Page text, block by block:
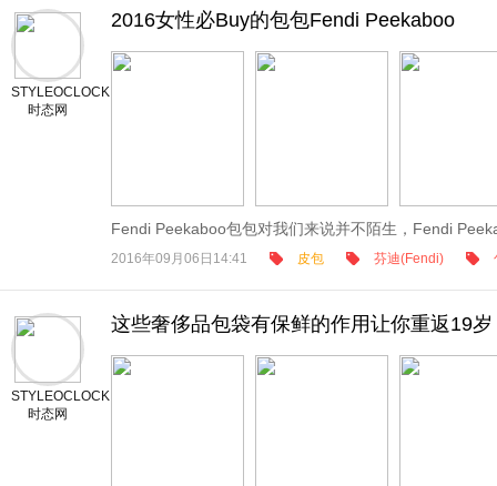
STYLEOCLOCK
时态网
2016女性必Buy的包包Fendi Peekaboo
Fendi Peekaboo包包对我们来说并不陌生，Fendi
2016年09月06日14:41 皮包 芬迪(Fendi)
STYLEOCLOCK
时态网
这些奢侈品包袋有保鲜的作用让你重返19岁